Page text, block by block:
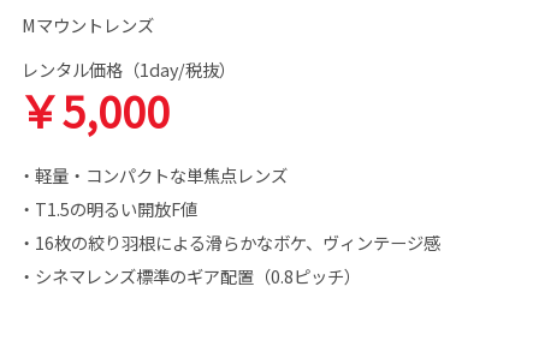
Mマウントレンズ
レンタル価格（1day/税抜）
￥5,000
・軽量・コンパクトな単焦点レンズ
・T1.5の明るい開放F値
・16枚の絞り羽根による滑らかなボケ、ヴィンテージ感
・シネマレンズ標準のギア配置（0.8ピッチ）